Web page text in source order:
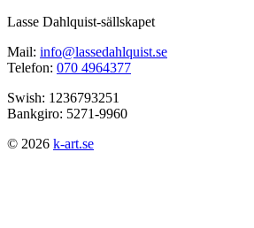
Lasse Dahlquist-sällskapet
Mail: info@lassedahlquist.se
Telefon: 070 4964377
Swish: 1236793251
Bankgiro: 5271-9960
© 2026 k-art.se